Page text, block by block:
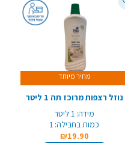
מחיר מיוחד
נוזל רצפות מרוכז תה 1 ליטר
מידה: 1 ליטר
כמות בחבילה: 1
₪19.90